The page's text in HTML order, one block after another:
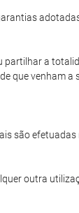
partilhar a
que venham a
são
outra